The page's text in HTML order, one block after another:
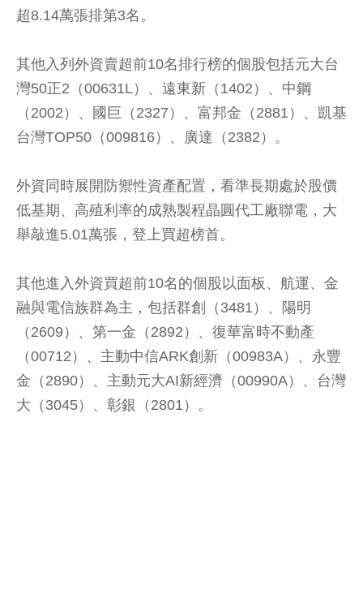
超8.14萬張排第3名。
其他入列外資賣超前10名排行榜的個股包括元大台
灣50正2（00631L）、遠東新（1402）、中鋼
（2002）、國巨（2327）、富邦金（2881）、凱基
台灣TOP50（009816）、廣達（2382）。
外資同時展開防禦性資產配置，看準長期處於股價
低基期、高殖利率的成熟製程晶圓代工廠聯電，大
舉敲進5.01萬張，登上買超榜首。
其他進入外資買超前10名的個股以面板、航運、金
融與電信族群為主，包括群創（3481）、陽明
（2609）、第一金（2892）、復華富時不動產
（00712）、主動中信ARK創新（00983A）、永豐
金（2890）、主動元大AI新經濟（00990A）、台灣
大（3045）、彰銀（2801）。